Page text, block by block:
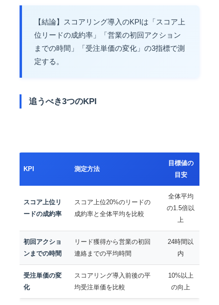
【結論】スコアリング導入のKPIは「スコア上
位リードの成約率」「営業の初回アクション
までの時間」「受注単価の変化」の3指標で測
定する。
追うべき3つのKPI
KPI 測定方法
目標値の
目安
スコア上位リ
ードの成約率
スコア上位20%のリードの
成約率と全体平均を比較
全体平均
の1.5倍以
上
初回アクショ
ンまでの時間
リード獲得から営業の初回
連絡までの平均時間
24時間以
内
受注単価の変
化
スコアリング導入前後の平
均受注単価を比較
10%以上
の向上